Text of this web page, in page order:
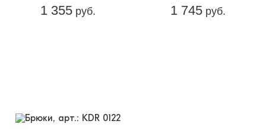
1 355 руб. 1 745 руб.